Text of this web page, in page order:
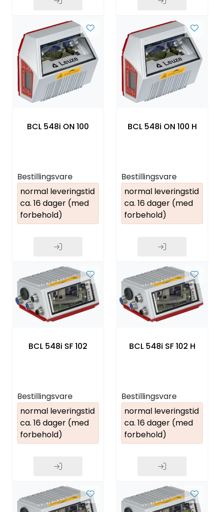
BCL 548i ON 100
Bestillingsvare
normal leveringstid
ca. 16 dager (med
forbehold)
BCL 548i ON 100 H
Bestillingsvare
normal leveringstid
ca. 16 dager (med
forbehold)
BCL 548i SF 102
Bestillingsvare
normal leveringstid
ca. 16 dager (med
forbehold)
BCL 548i SF 102 H
Bestillingsvare
normal leveringstid
ca. 16 dager (med
forbehold)